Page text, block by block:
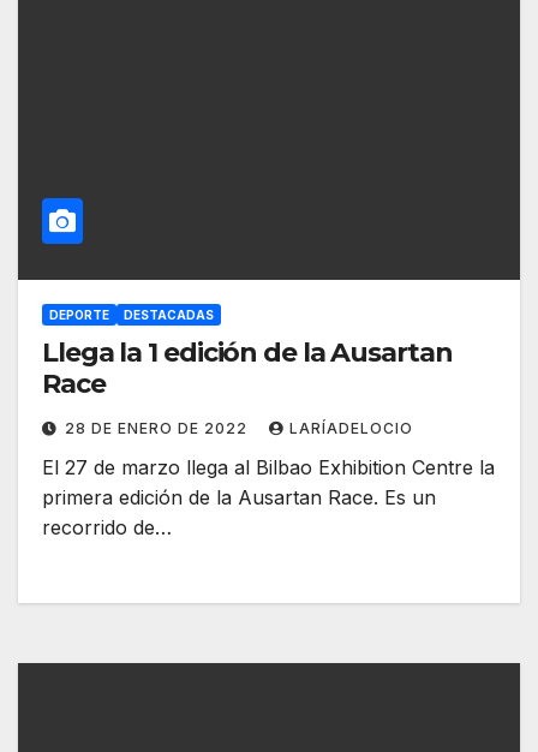
DEPORTE DESTACADAS
Llega la 1 edición de la Ausartan
Race
28 DE ENERO DE 2022 LARÍADELOCIO
El 27 de marzo llega al Bilbao Exhibition Centre la
primera edición de la Ausartan Race. Es un
recorrido de…